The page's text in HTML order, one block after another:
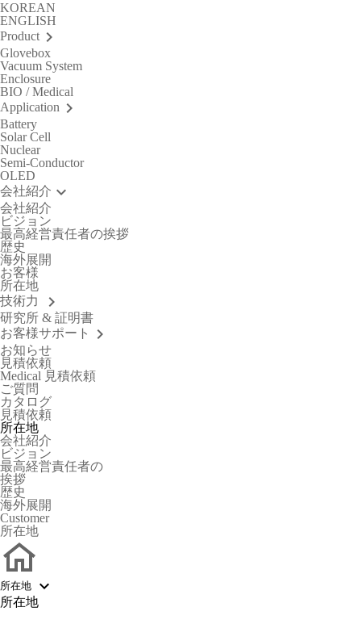
KOREAN
ENGLISH
Productkeyboard_arrow_right
Glovebox
Vacuum System
Enclosure
BIO / Medical
Application keyboard_arrow_right
Battery
Solar Cell
Nuclear
Semi-Conductor
OLED
会社紹介 keyboard_arrow_down
会社紹介
ビジョン
最高経営責任者の挨拶
歴史
海外展開
お客様
所在地
技術力
keyboard_arrow_right
研究所 & 証明書
お客様サポート
keyboard_arrow_right
お知らせ
見積依頼
Medical 見積依頼
ご質問
カタログ
見積依頼
所在地
会社紹介
ビジョン
最高経営責任者の
挨拶
歴史
海外展開
Customer
所在地
所在地 
所在地